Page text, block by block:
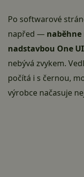
Po softwarové
napřed — naběhne
nadstavbou One
nebývá zvykem.
počítá i s černou,
výrobce načasuje